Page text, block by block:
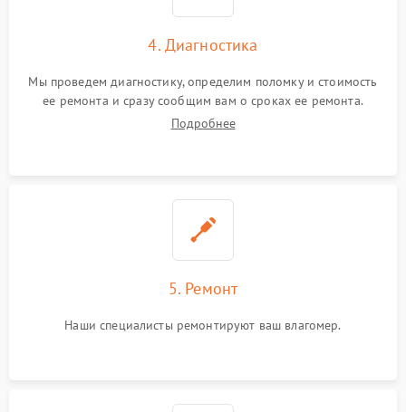
4. Диагностика
Мы проведем диагностику, определим поломку и стоимость
ее ремонта и сразу сообщим вам о сроках ее ремонта.
Подробнее
5. Ремонт
Наши специалисты ремонтируют ваш влагомер.